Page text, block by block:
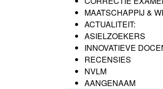
MAATSCHAPPIJ &
ACTUALITEIT:
ASIELZOEKERS
INNOVATIEVE
RECENSIES
NVLM
AANGENAAM